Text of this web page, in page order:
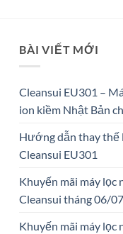
BÀI VIẾT MỚI
Cleansui EU301 –
ion kiềm Nhật Bản
Hướng dẫn thay thế
Cleansui EU301
Khuyến mãi máy lọc
Cleansui tháng 06/
Khuyến mãi máy lọc